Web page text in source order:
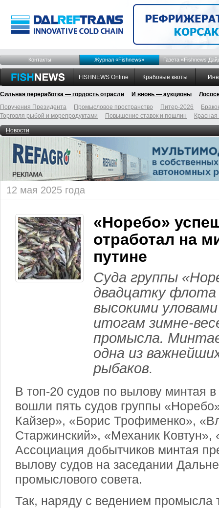
Контакты Журнал «Fishnews» Газета «Fishnews
FISHNEWS Online Крабовые квоты
Сильная переработка — гордость отрасли И вновь — аукционы
Поручения Президента
Промысловое пространство Питер-2026
Торговля рыбой и морепродуктами
Повышение ставок и пошлин
Новости
12 мая 2025 года
«Норебо»
отработал на
путине
Суда группы
двадцатку
высокими
итогам зимне-
промысла.
одна из
рыбаков.
В топ-20 судов по вылову минтая
вошли пять судов группы
Кайзер», «Борис Трофименко»,
Старжинский», «Механик Ковтун»,
Ассоциация добытчиков минтая
вылову судов на заседании
промыслового совета.
Так, наряду с ведением промысла